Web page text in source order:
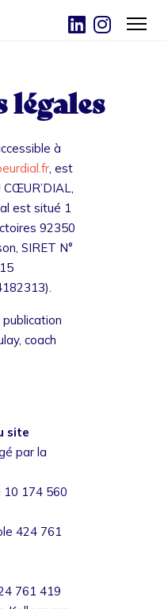
à
, est
est situé 1
92350
SIRET N°
coach
site
par la
10 174 560
424 761
761 419